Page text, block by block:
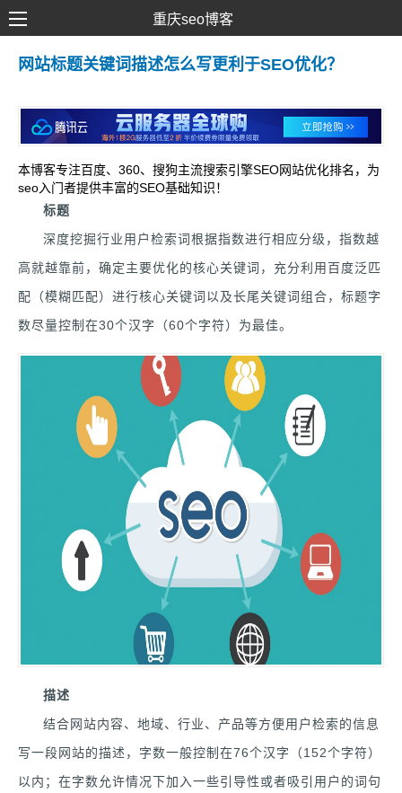
SEO优化
网站建设
SEM营销
重庆seo博客
网站标题关键词描述怎么写更利于SEO优化？
本博客专注百度、360、搜狗主流搜索引擎SEO网站优化排名，为
seo入门者提供丰富的SEO基础知识！
标题
深度挖掘行业用户检索词根据指数进行相应分级，指数越
高就越靠前，确定主要优化的核心关键词，充分利用百度泛匹
配（模糊匹配）进行核心关键词以及长尾关键词组合，标题字
数尽量控制在30个汉字（60个字符）为最佳。
描述
结合网站内容、地域、行业、产品等方便用户检索的信息
写一段网站的描述，字数一般控制在76个汉字（152个字符）
以内；在字数允许情况下加入一些引导性或者吸引用户的词句